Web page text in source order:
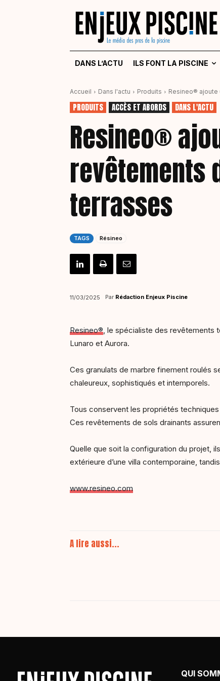
DANS L’ACTU ILS FONT LA PISCINE
Accueil Dans l'actu Produits Resineo®
PRODUITS ACCÈS ET ABORDS DANS L'ACTU
Resineo®
revêtements
terrasses
TAGS Résineo
11/03/2025 Par Rédaction Enjeux Piscine
Resineo®, le spécialiste des revêtements
Lunaro et Aurora.
Ces granulats de marbre finement roulés
chaleureux, sophistiqués et intemporels.
Tous conservent les propriétés
Ces revêtements de sols drainants
Quelle que soit la configuration du projet,
extérieure d’une villa contemporaine,
www.resineo.com
A lire aussi...
QUI